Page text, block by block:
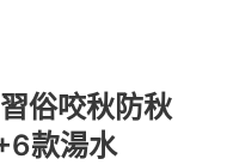
俗咬秋防秋
款湯水